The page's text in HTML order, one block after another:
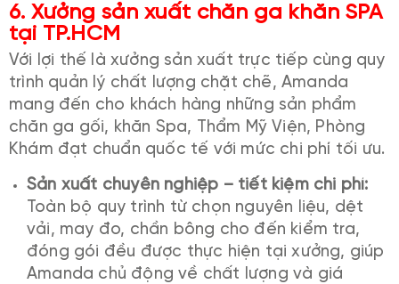
6. Xưởng sản xuất chăn ga khăn SPA
tại TP.HCM
Với lợi thế là xưởng sản xuất trực tiếp cùng quy
trình quản lý chất lượng chặt chẽ, Amanda
mang đến cho khách hàng những sản phẩm
chăn ga gối, khăn Spa, Thẩm Mỹ Viện, Phòng
Khám đạt chuẩn quốc tế với mức chi phí tối ưu.
Sản xuất chuyên nghiệp – tiết kiệm chi phí:
Toàn bộ quy trình từ chọn nguyên liệu, dệt
vải, may đo, chần bông cho đến kiểm tra,
đóng gói đều được thực hiện tại xưởng, giúp
Amanda chủ động về chất lượng và giá